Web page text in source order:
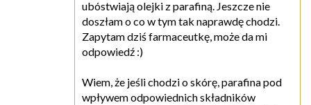
ubóstwiają olejki z parafiną. Jeszcze nie
doszłam o co w tym tak naprawdę chodzi.
Zapytam dziś farmaceutkę, może da mi
odpowiedź :)
Wiem, że jeśli chodzi o skórę, parafina pod
wpływem odpowiednich składników